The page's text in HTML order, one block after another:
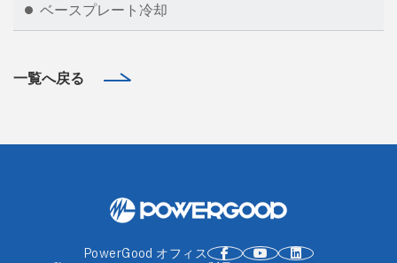
ベースプレート冷却
一覧へ戻る
PowerGood オフィス